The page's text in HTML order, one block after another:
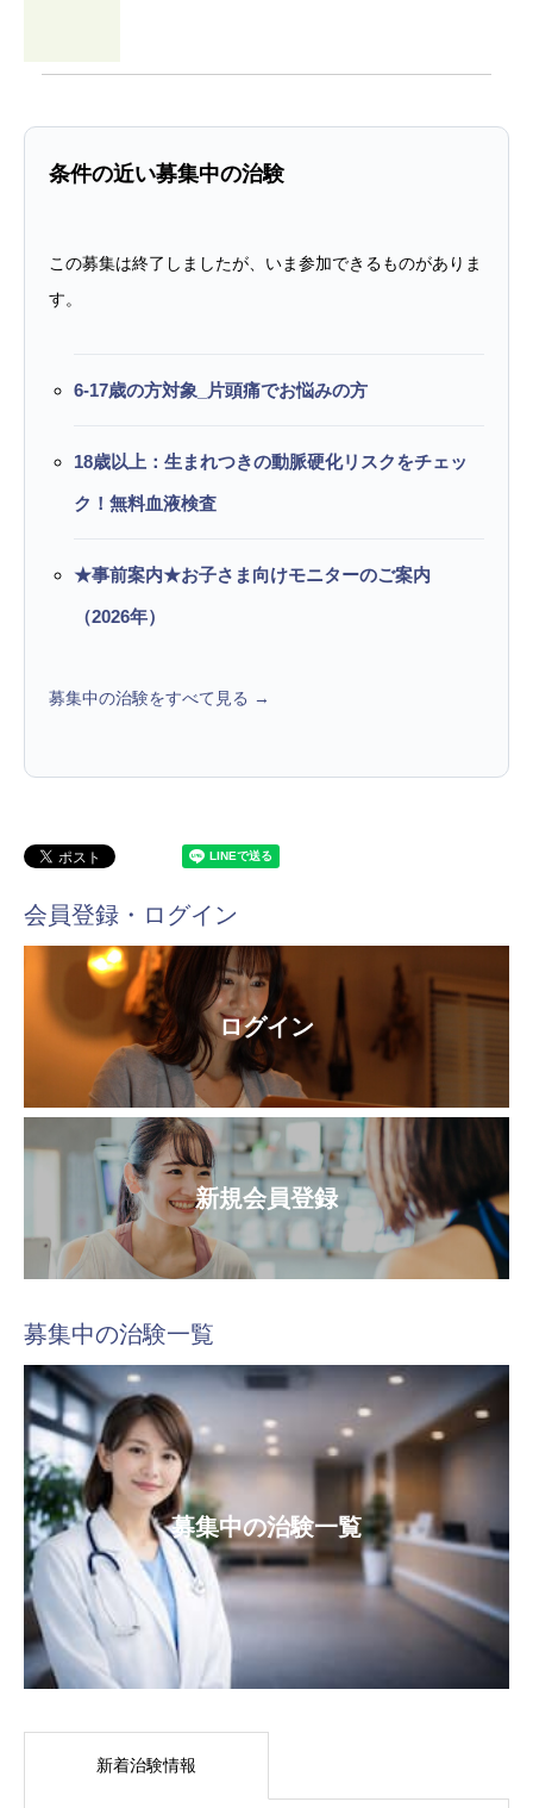
条件の近い募集中の治験
この募集は終了しましたが、いま参加できるものがありま
す。
6-17歳の方対象_片頭痛でお悩みの方
18歳以上：生まれつきの動脈硬化リスクをチェッ
ク！無料血液検査
★事前案内★お子さま向けモニターのご案内
（2026年）
募集中の治験をすべて見る →
会員登録・ログイン
ログイン
新規会員登録
募集中の治験一覧
募集中の治験一覧
新着治験情報